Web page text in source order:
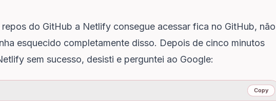
do GitHub a Netlify consegue acessar fica no GitHub, não
esquecido completamente disso. Depois de cinco minutos
sem sucesso, desisti e perguntei ao Google:
Copy